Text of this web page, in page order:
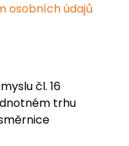
osobních údajů
čl. 16
trhu